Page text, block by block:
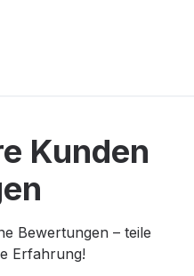
Kunden
Bewertungen – teile
Erfahrung!